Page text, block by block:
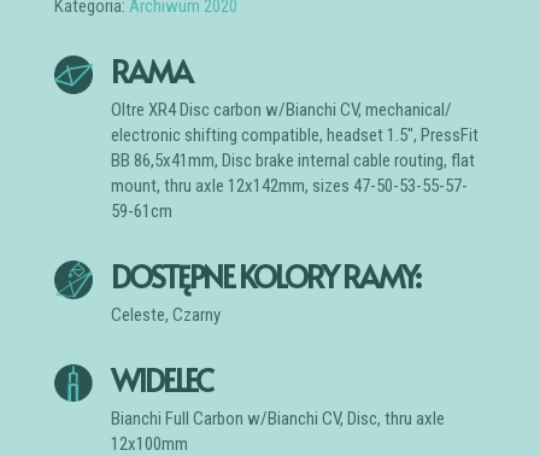
Kategoria: Archiwum 2020
RAMA
Oltre XR4 Disc carbon w/Bianchi CV, mechanical/
electronic shifting compatible, headset 1.5″, PressFit
BB 86,5x41mm, Disc brake internal cable routing, flat
mount, thru axle 12x142mm, sizes 47-50-53-55-57-
59-61cm
DOSTĘPNE KOLORY RAMY:
Celeste, Czarny
WIDELEC
Bianchi Full Carbon w/Bianchi CV, Disc, thru axle
12x100mm